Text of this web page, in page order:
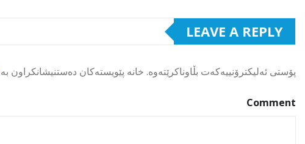
LEAVE A REPLY
پۆستی ئەلیکترۆنییەکەت بڵاوناکرێتەوە. خانە پێویستەکان دەستنیشانکراون بە
Comment